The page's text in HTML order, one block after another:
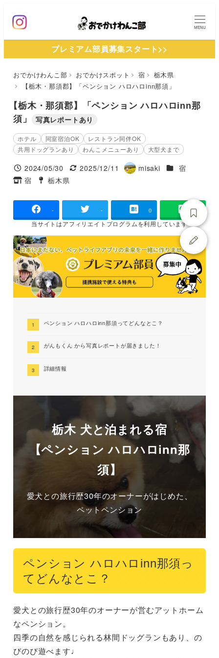
ン
MENU
プレミアム部員募集スタート>>
おでかけわんこ部 おでかけスポット 宿
栃木県
【栃木・那須郡】「ペンション ハロハロinn那須」
【栃木・那須郡】「ペンション ハロハロinn那
須」
写真レポートあり
ホテル 同室宿泊OK
レストラン同伴OK
共用ドッグランあり
わんこメニューあり 大型犬まで
投稿日
2024/05/30
更新日
2025/12/11
著
misaki 施設ジャンル
宿
タグ
宿
タグ
栃木県
- - 0
当サイトはアフィリエイトプログラムを利用しています
ペンション ハロハロinn那須ってどんなとこ？
がんもくん から写真レポートが届きました！
詳細情報
栃木 犬と泊まれる宿
【ペンション ハロハロinn那
須】
愛犬との旅行歴30年のオーナーがはじめた、
ペットペンション
ペンション ハロハロinn那須っ
てどんなとこ？
愛犬との旅行歴30年のオーナーが営むアットホーム
なペンション。
四季の自然を感じられる林間ドッグランもあり、の
びのび遊べます♩